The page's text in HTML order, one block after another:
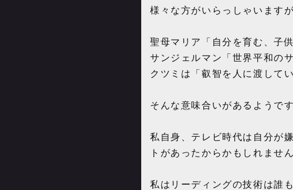
様々な方がいらっしゃいます
聖母マリア「自分を育む、子
サンジェルマン「世界平和のサ
クツミは「叡智を人に渡してい
そんな意味合いがあるようです
私自身、テレビ時代は自分が
トがあったからかもしれません
私はリーディングの技術は誰